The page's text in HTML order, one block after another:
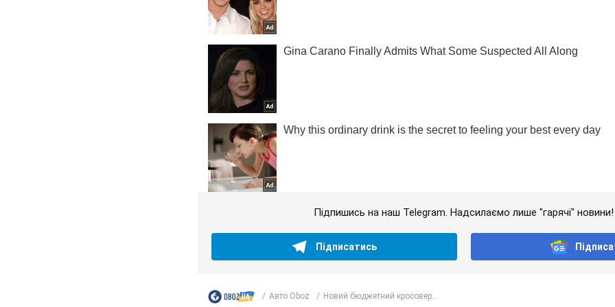
Підпишись на наш Telegram. Надсилаємо лише "гарячі" новини!
Підписатись
Авто Oboz Новий бюджетний кросовер...